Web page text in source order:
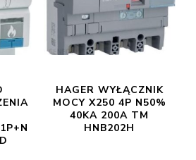
HAGER WYŁĄCZNIK
MOCY X250 4P N50%
40KA 200A TM
HNB202H